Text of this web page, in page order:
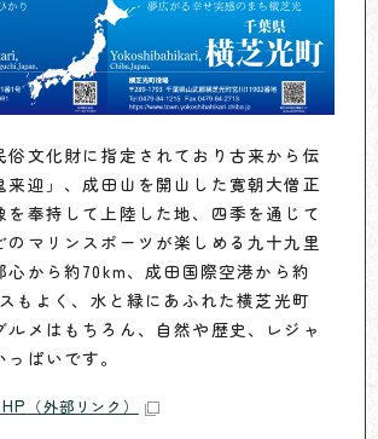
俗文化財に指定されており古来から伝
来迎」、成田山を開山した寛朝大僧正
を奉持して上陸した地、四季を通じて
のマリンスポーツが楽しめる九十九里
心から約70km、成田国際空港から約
もよく、水と緑にあふれた横芝光町
ルメはもちろん、自然や歴史、レジャ
ぱいです。
（外部リンク）